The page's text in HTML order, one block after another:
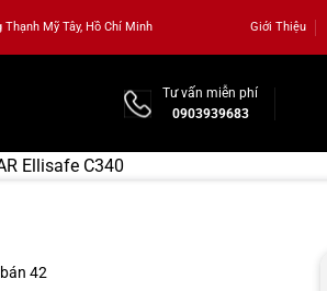
Mỹ Tây, Hồ Chí Minh Giới Thiệu
Tư vấn miễn phí
0903939683
Ellisafe C340
42